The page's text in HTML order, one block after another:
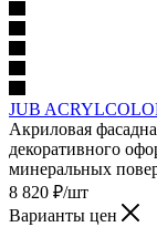
JUB
Акриловая
декоративного
минеральных
8 820 ₽/шт
Варианты цен